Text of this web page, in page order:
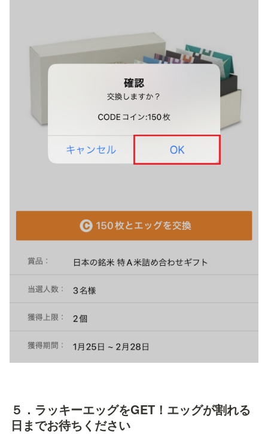
５．ラッキーエッグをGET！エッグが割れる
日までお待ちください